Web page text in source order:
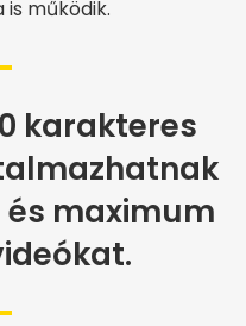
működik.
karakteres
maximum